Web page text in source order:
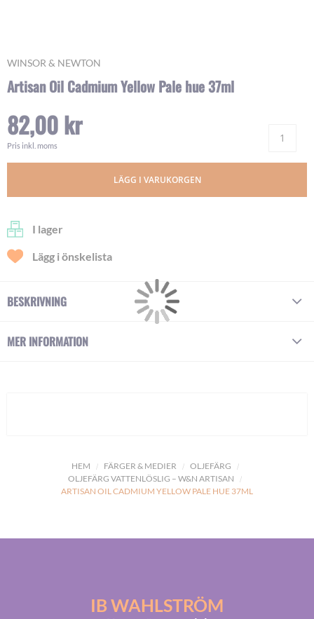
HEM FÄRGER & MEDIER
OLJEFÄRG
OLJEFÄRG VATTENLÖSLIG – W&N ARTISAN
ARTISAN OIL CADMIUM YELLOW PALE HUE 37ML
WINSOR & NEWTON
Artisan Oil Cadmium Yellow Pale hue 37ml
82,00 kr
Pris inkl. moms
LÄGG I VARUKORGEN
I lager
Lägg i önskelista
Skip
the
of
the
images
BESKRIVNING
MER INFORMATION
IB WAHLSTRÖM